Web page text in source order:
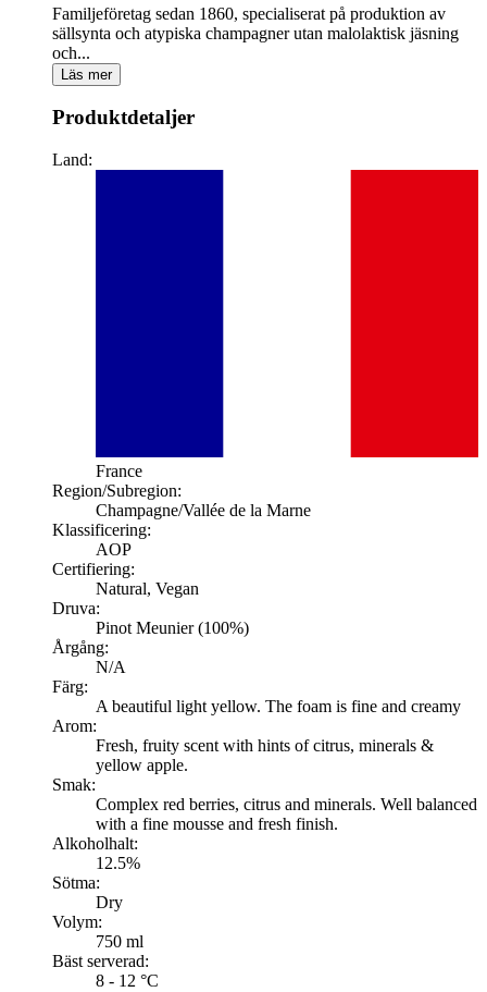
Familjeföretag sedan 1860, specialiserat på produktion av
sällsynta och atypiska champagner utan malolaktisk jäsning
och...
Läs mer
Produktdetaljer
Land:
France
Region/Subregion:
Champagne/Vallée de la Marne
Klassificering:
AOP
Certifiering:
Natural, Vegan
Druva:
Pinot Meunier (100%)
Årgång:
N/A
Färg:
A beautiful light yellow. The foam is fine and creamy
Arom:
Fresh, fruity scent with hints of citrus, minerals &
yellow apple.
Smak:
Complex red berries, citrus and minerals. Well balanced
with a fine mousse and fresh finish.
Alkoholhalt:
12.5%
Sötma:
Dry
Volym:
750 ml
Bäst serverad:
8 - 12 °C